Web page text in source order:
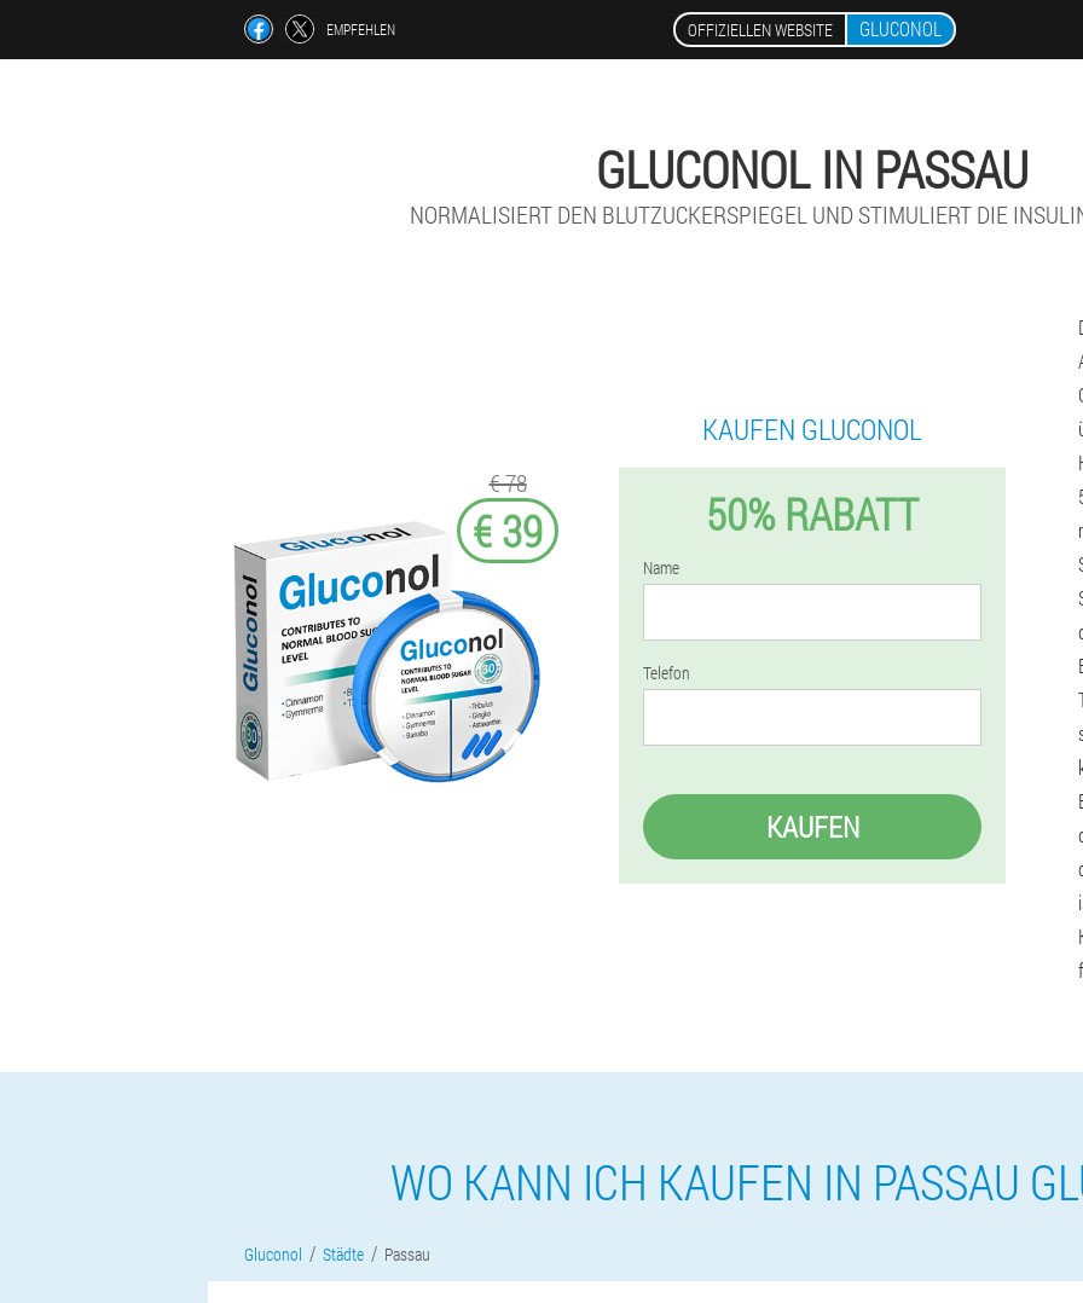
EMPFEHLEN OFFIZIELLEN WEBSITE GLUCONOL
GLUCONOL IN PASSAU
NORMALISIERT DEN BLUTZUCKERSPIEGEL UND STIMULIERT DIE
€ 78
€ 39
KAUFEN GLUCONOL
50% RABATT
Name
Telefon
KAUFEN
WO KANN ICH KAUFEN IN PASSAU
Gluconol Städte Passau